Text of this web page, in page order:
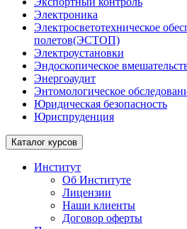
Электроника
Электросветотехническое
полетов(ЭСТОП)
Электроустановки
Эндоскопическое
Энергоаудит
Энтомологическое
Юридическая безопасность
Юриспруденция
Каталог курсов
Институт
Об Институте
Лицензии
Наши клиенты
Договор оферты